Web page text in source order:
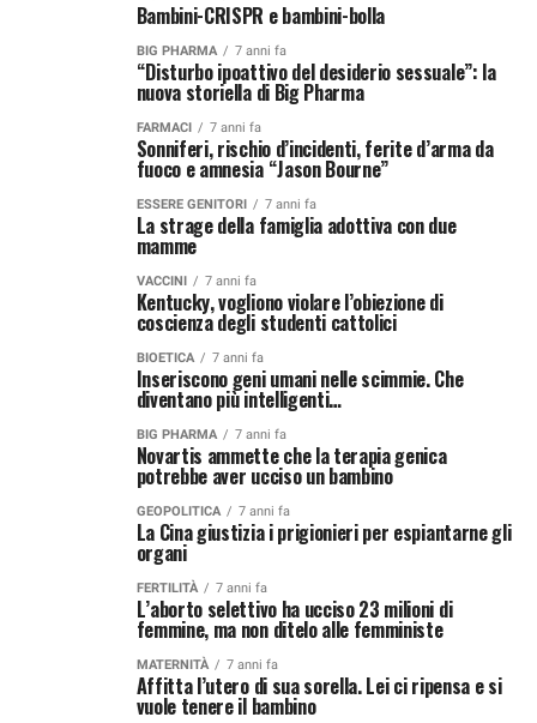
Bambini-CRISPR e bambini-bolla
BIG PHARMA 7 anni fa
“Disturbo ipoattivo del desiderio sessuale”: la
nuova storiella di Big Pharma
FARMACI 7 anni fa
Sonniferi, rischio d’incidenti, ferite d’arma da
fuoco e amnesia “Jason Bourne”
ESSERE GENITORI 7 anni fa
La strage della famiglia adottiva con due
mamme
VACCINI 7 anni fa
Kentucky, vogliono violare l’obiezione di
coscienza degli studenti cattolici
BIOETICA 7 anni fa
Inseriscono geni umani nelle scimmie. Che
diventano più intelligenti…
BIG PHARMA 7 anni fa
Novartis ammette che la terapia genica
potrebbe aver ucciso un bambino
GEOPOLITICA 7 anni fa
La Cina giustizia i prigionieri per espiantarne gli
organi
FERTILITÀ 7 anni fa
L’aborto selettivo ha ucciso 23 milioni di
femmine, ma non ditelo alle femministe
MATERNITÀ 7 anni fa
Affitta l’utero di sua sorella. Lei ci ripensa e si
vuole tenere il bambino